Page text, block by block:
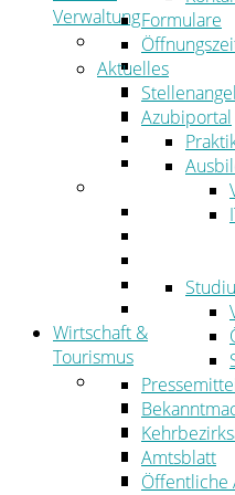
Verwaltung
Politik
Kreistag
Wahlen
Leitbild
Der Landrat
Zahlen,
Wirtschaft &
Tourismus
Wirtschaft
Mobilfunk
Formulare
Aktuelles
Azubiportal
Amtsblatt
Öffentliche